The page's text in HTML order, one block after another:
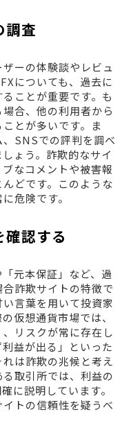
調査
ーの体験談やレビュ
についても、過去に
ことが重要です。も
合、他の利用者から
とが多いです。ま
SNSでの評判を調べ
ょう。詐欺的なサイ
なコメントや被害報
どです。このような
危険です。
認する
元本保証」など、過
詐欺サイトの特徴で
言葉を用いて投資家
仮想通貨市場では、
リスクが常に存在し
益が出る」といった
は詐欺の兆候と考え
取引所では、利益の
に説明しています。
トの信頼性を疑うべ